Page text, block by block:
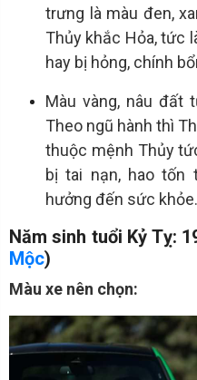
trưng là màu đen,
Thủy khắc Hỏa, tức
hay bị hỏng, chính
Màu vàng, nâu đất
Theo ngũ hành thì
thuộc mệnh Thủy
bị tai nạn, hao tốn
hưởng đến sức khỏe.
Năm sinh tuổi Kỷ Tỵ:
Mộc)
Màu xe nên chọn: